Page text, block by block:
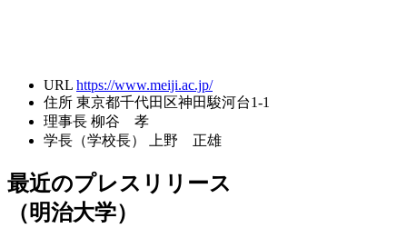
URL https://www.meiji.ac.jp/
住所 東京都千代田区神田駿河台1-1
理事長 柳谷 孝
学長（学校長）
上野 正雄
最近のプレスリリース
（明治大学）